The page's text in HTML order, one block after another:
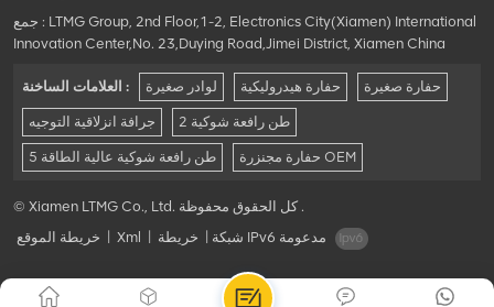
جمع : LTMG Group, 2nd Floor,1-2, Electronics City(Xiamen) International
Innovation Center,No. 23,Duying Road,Jimei District, Xiamen China
العلامات الساخنة : لوادر صغيرة حفارة هيدروليكية حفارة صغيرة
جرافة انزلاقية التوجيه 2 طن رافعة شوكية
5 طن رافعة شوكية عالية الطاقة حفارة مجنزرة OEM
© Xiamen LTMG Co., Ltd. كل الحقوق محفوظة .
خريطة الموقع
Xml خريطة